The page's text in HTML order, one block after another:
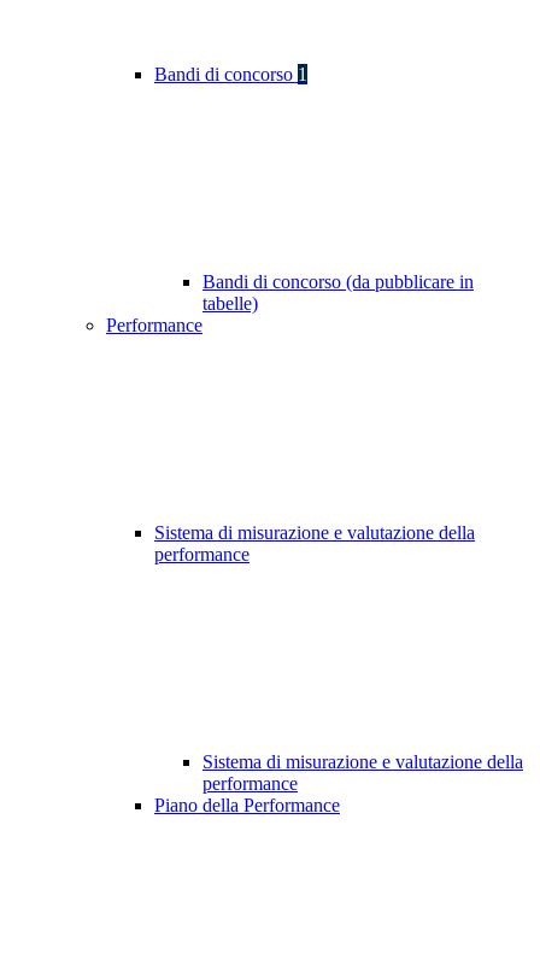
Bandi di concorso 1
Bandi di concorso (da pubblicare in
tabelle)
Performance
Sistema di misurazione e valutazione della
performance
Sistema di misurazione e valutazione della
performance
Piano della Performance